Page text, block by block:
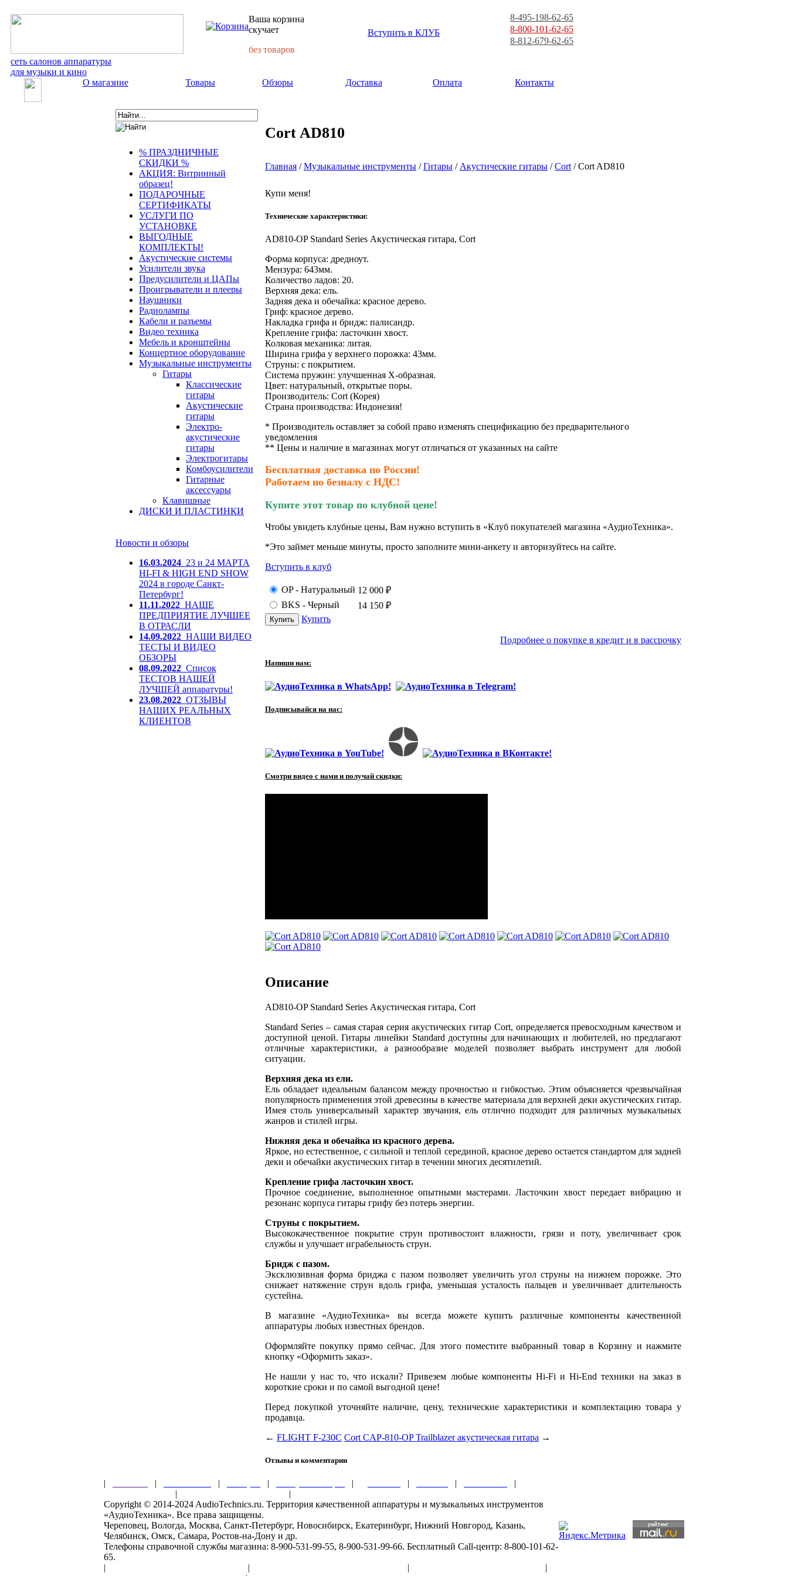
сеть салонов аппаратуры
для музыки и кино
Ваша корзина
скучает
без товаров
Вступить в КЛУБ
8-495-198-62-65
8-800-101-62-65
8-812-679-62-65
О магазине Товары Обзоры Доставка Оплата Контакты
% ПРАЗДНИЧНЫЕ
СКИДКИ %
АКЦИЯ: Витринный
образец!
ПОДАРОЧНЫЕ
СЕРТИФИКАТЫ
УСЛУГИ ПО
УСТАНОВКЕ
ВЫГОДНЫЕ
КОМПЛЕКТЫ!
Акустические системы
Усилители звука
Предусилители и ЦАПы
Проигрыватели и плееры
Наушники
Радиолампы
Кабели и разъемы
Видео техника
Мебель и кронштейны
Концертное оборудование
Музыкальные инструменты
Гитары
Классические
гитары
Акустические
гитары
Электро-
акустические
гитары
Электрогитары
Комбоусилители
Гитарные
аксессуары
Клавишные
ДИСКИ И ПЛАСТИНКИ
Новости и обзоры
16.03.2024 23 и 24 МАРТА
HI-FI & HIGH END SHOW
2024 в городе Санкт-
Петербург!
11.11.2022 НАШЕ
ПРЕДПРИЯТИЕ ЛУЧШЕЕ
В ОТРАСЛИ
14.09.2022 НАШИ ВИДЕО
ТЕСТЫ И ВИДЕО
ОБЗОРЫ
08.09.2022 Список
ТЕСТОВ НАШЕЙ
ЛУЧШЕЙ аппаратуры!
23.08.2022 ОТЗЫВЫ
НАШИХ РЕАЛЬНЫХ
КЛИЕНТОВ
Cort AD810
Главная /Музыкальные инструменты /Гитары / Акустические гитары /Cort / Cort AD810
Купи меня!
Технические характеристики:
AD810-OP Standard Series Акустическая гитара, Cort
Форма корпуса: дредноут.
Мензура: 643мм.
Количество ладов: 20.
Верхняя дека: ель.
Задняя дека и обечайка: красное дерево.
Гриф: красное дерево.
Накладка грифа и бридж: палисандр.
Крепление грифа: ласточкин хвост.
Колковая механика: литая.
Ширина грифа у верхнего порожка: 43мм.
Струны: с покрытием.
Система пружин: улучшенная X-образная.
Цвет: натуральный, открытые поры.
Производитель: Cort (Корея)
Страна производства: Индонезия!
* Производитель оставляет за собой право изменять спецификацию без предварительного
уведомления
** Цены и наличие в магазинах могут отличаться от указанных на сайте
Бесплатная доставка по России!
Работаем по безналу с НДС!
Купите этот товар по клубной цене!
Чтобы увидеть клубные цены, Вам нужно вступить в «Клуб покупателей магазина «АудиоТехника».
*Это займет меньше минуты, просто заполните мини-анкету и авторизуйтесь на сайте.
Вступить в клуб
OP - Натуральный 12 000 ₽
BKS - Черный
14 150 ₽
Купить
Подробнее о покупке в кредит и в рассрочку
Напиши нам:
Подписывайся на нас:
Смотри видео с нами и получай скидки:
Описание
AD810-OP Standard Series Акустическая гитара, Cort
Standard Series – самая старая серия акустических гитар Cort, определяется превосходным качеством и
доступной ценой. Гитары линейки Standard доступны для начинающих и любителей, но предлагают
отличные характеристики, а разнообразие моделей позволяет выбрать инструмент для любой
ситуации.
Верхняя дека из ели.
Ель обладает идеальным балансом между прочностью и гибкостью. Этим объясняется чрезвычайная
популярность применения этой древесины в качестве материала для верхней деки акустических гитар.
Имея столь универсальный характер звучания, ель отлично подходит для различных музыкальных
жанров и стилей игры.
Нижняя дека и обечайка из красного дерева.
Яркое, но естественное, с сильной и теплой серединой, красное дерево остается стандартом для задней
деки и обечайки акустических гитар в течении многих десятилетий.
Крепление грифа ласточкин хвост.
Прочное соединение, выполненное опытными мастерами. Ласточкин хвост передает вибрацию и
резонанс корпуса гитары грифу без потерь энергии.
Струны с покрытием.
Высококачественное покрытие струн противостоит влажности, грязи и поту, увеличивает срок
службы и улучшает играбельность струн.
Бридж с пазом.
Эксклюзивная форма бриджа с пазом позволяет увеличить угол струны на нижнем порожке. Это
снижает натяжение струн вдоль грифа, уменьшая усталость пальцев и увеличивает длительность
сустейна.
В магазине «АудиоТехника» вы всегда можете купить различные компоненты качественной
аппаратуры любых известных брендов.
Оформляйте покупку прямо сейчас. Для этого поместите выбранный товар в Корзину и нажмите
кнопку «Оформить заказ».
Не нашли у нас то, что искали? Привезем любые компоненты Hi-Fi и Hi-End техники на заказ в
короткие сроки и по самой выгодной цене!
Перед покупкой уточняйте наличие, цену, технические характеристики и комплектацию товара у
продавца.
← FLIGHT F-230C Cort CAP-810-OP Trailblazer акустическая гитара →
Отзывы и комментарии
| | | | | | |
|
|
|
Copyright © 2014-2024 AudioTechnics.ru. Территория качественной аппаратуры и музыкальных инструментов
«АудиоТехника». Все права защищены.
Череповец, Вологда, Москва, Санкт-Петербург, Новосибирск, Екатеринбург, Нижний Новгород, Казань,
Челябинск, Омск, Самара, Ростов-на-Дону и др.
Телефоны справочной службы магазина: 8-900-531-99-55, 8-900-531-99-66. Бесплатный Call-центр: 8-800-101-62-
65.
|
| |
|